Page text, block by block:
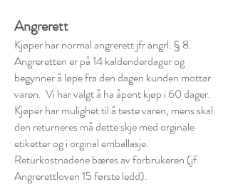
Angrerett
Kjøper har normal angrerett jfr angrl. § 8.
Angreretten er på 14 kaldenderdager og
begynner å løpe fra den dagen kunden mottar
varen. Vi har valgt å ha åpent kjøp i 60 dager.
Kjøper har mulighet til å teste varen, mens skal
den returneres må dette skje med orginale
etiketter og i orginal emballasje.
Returkostnadene bæres av forbrukeren (jf.
Angrerettloven 15 første ledd).